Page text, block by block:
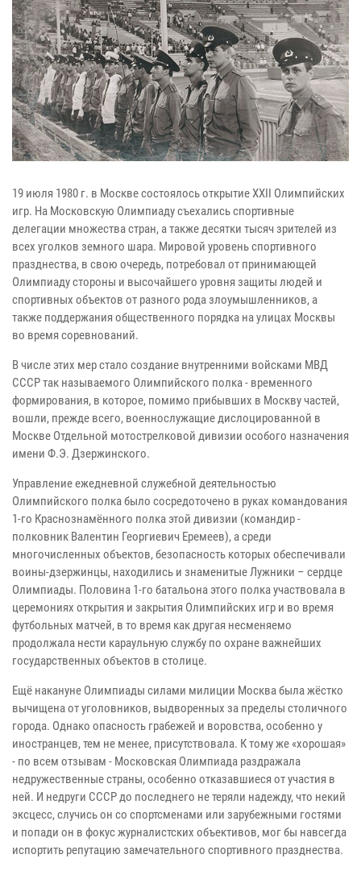
19 июля 1980 г. в Москве состоялось открытие XXII Олимпийских
игр. На Московскую Олимпиаду съехались спортивные
делегации множества стран, а также десятки тысяч зрителей из
всех уголков земного шара. Мировой уровень спортивного
празднества, в свою очередь, потребовал от принимающей
Олимпиаду стороны и высочайшего уровня защиты людей и
спортивных объектов от разного рода злоумышленников, а
также поддержания общественного порядка на улицах Москвы
во время соревнований.
В числе этих мер стало создание внутренними войсками МВД
СССР так называемого Олимпийского полка - временного
формирования, в которое, помимо прибывших в Москву частей,
вошли, прежде всего, военнослужащие дислоцированной в
Москве Отдельной мотострелковой дивизии особого назначения
имени Ф.Э. Дзержинского.
Управление ежедневной служебной деятельностью
Олимпийского полка было сосредоточено в руках командования
1-го Краснознамённого полка этой дивизии (командир -
полковник Валентин Георгиевич Еремеев), а среди
многочисленных объектов, безопасность которых обеспечивали
воины-дзержинцы, находились и знаменитые Лужники – сердце
Олимпиады. Половина 1-го батальона этого полка участвовала в
церемониях открытия и закрытия Олимпийских игр и во время
футбольных матчей, в то время как другая несменяемо
продолжала нести караульную службу по охране важнейших
государственных объектов в столице.
Ещё накануне Олимпиады силами милиции Москва была жёстко
вычищена от уголовников, выдворенных за пределы столичного
города. Однако опасность грабежей и воровства, особенно у
иностранцев, тем не менее, присутствовала. К тому же «хорошая»
- по всем отзывам - Московская Олимпиада раздражала
недружественные страны, особенно отказавшиеся от участия в
ней. И недруги СССР до последнего не теряли надежду, что некий
эксцесс, случись он со спортсменами или зарубежными гостями
и попади он в фокус журналистских объективов, мог бы навсегда
испортить репутацию замечательного спортивного празднества.